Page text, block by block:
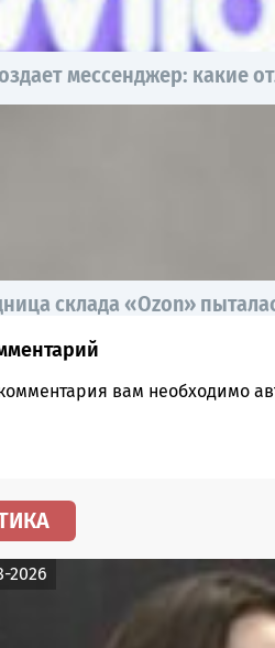
мессенджер: какие
склада «Ozon»
вам необходимо
2026